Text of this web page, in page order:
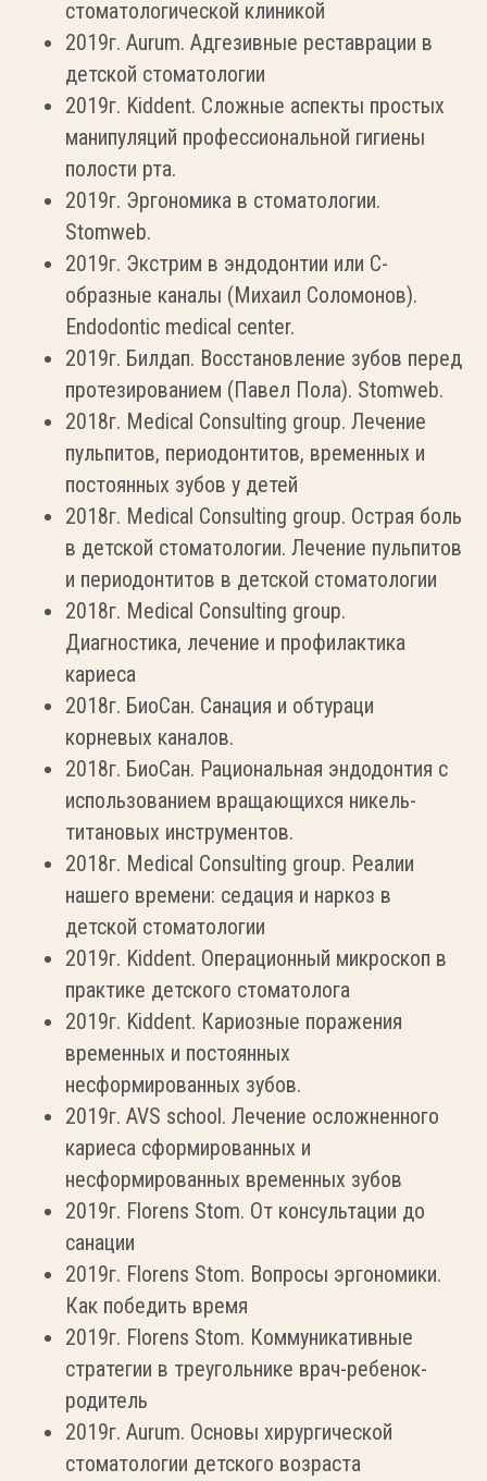
стоматологической клиникой
2019г. Aurum. Адгезивные реставрации в
детской стоматологии
2019г. Kiddent. Сложные аспекты простых
манипуляций профессиональной гигиены
полости рта.
2019г. Эргономика в стоматологии.
Stomweb.
2019г. Экстрим в эндодонтии или С-
образные каналы (Михаил Соломонов).
Endodontic medical center.
2019г. Билдап. Восстановление зубов перед
протезированием (Павел Пола). Stomweb.
2018г. Medical Consulting group. Лечение
пульпитов, периодонтитов, временных и
постоянных зубов у детей
2018г. Medical Consulting group. Острая боль
в детской стоматологии. Лечение пульпитов
и периодонтитов в детской стоматологии
2018г. Medical Consulting group.
Диагностика, лечение и профилактика
кариеса
2018г. БиоСан. Санация и обтураци
корневых каналов.
2018г. БиоСан. Рациональная эндодонтия с
использованием вращающихся никель-
титановых инструментов.
2018г. Medical Consulting group. Реалии
нашего времени: седация и наркоз в
детской стоматологии
2019г. Kiddent. Операционный микроскоп в
практике детского стоматолога
2019г. Kiddent. Кариозные поражения
временных и постоянных
несформированных зубов.
2019г. AVS school. Лечение осложненного
кариеса сформированных и
несформированных временных зубов
2019г. Florens Stom. От консультации до
санации
2019г. Florens Stom. Вопросы эргономики.
Как победить время
2019г. Florens Stom. Коммуникативные
стратегии в треугольнике врач-ребенок-
родитель
2019г. Aurum. Основы хирургической
стоматологии детского возраста